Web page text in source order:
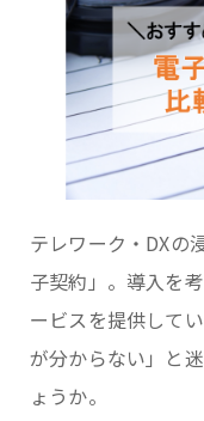
テレワーク・DXの
子契約」。導入を
ービスを提供して
が分からない」と
ょうか。